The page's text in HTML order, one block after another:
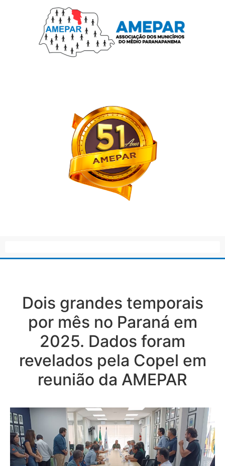
Dois grandes temporais
por mês no Paraná em
2025. Dados foram
revelados pela Copel em
reunião da AMEPAR